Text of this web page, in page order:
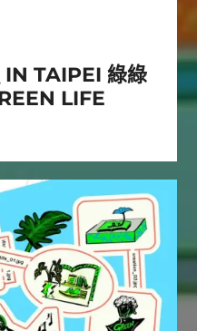
IN TAIPEI 綠綠
LIFE